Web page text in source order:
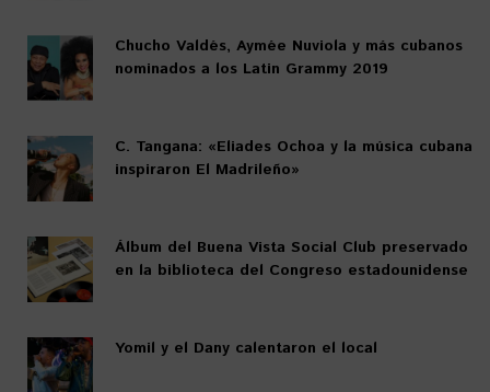
Chucho Valdés, Aymée Nuviola y más cubanos
nominados a los Latin Grammy 2019
C. Tangana: «Eliades Ochoa y la música cubana
inspiraron El Madrileño»
Álbum del Buena Vista Social Club preservado
en la biblioteca del Congreso estadounidense
Yomil y el Dany calentaron el local